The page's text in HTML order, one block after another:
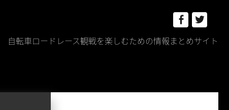
自転車ロードレース観戦を楽しむための情報まとめサイト
Facebook